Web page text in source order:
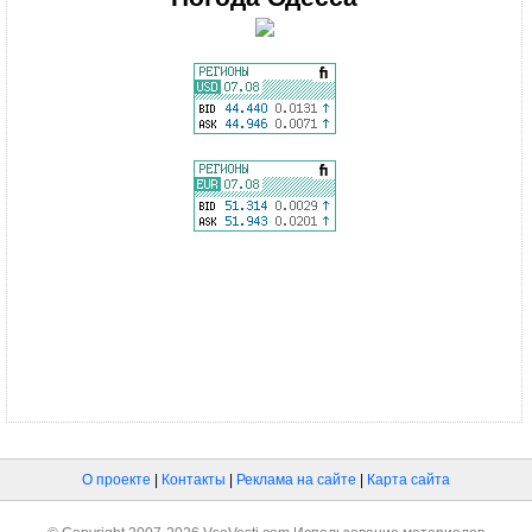
О проекте Контакты Реклама на сайте Карта сайта